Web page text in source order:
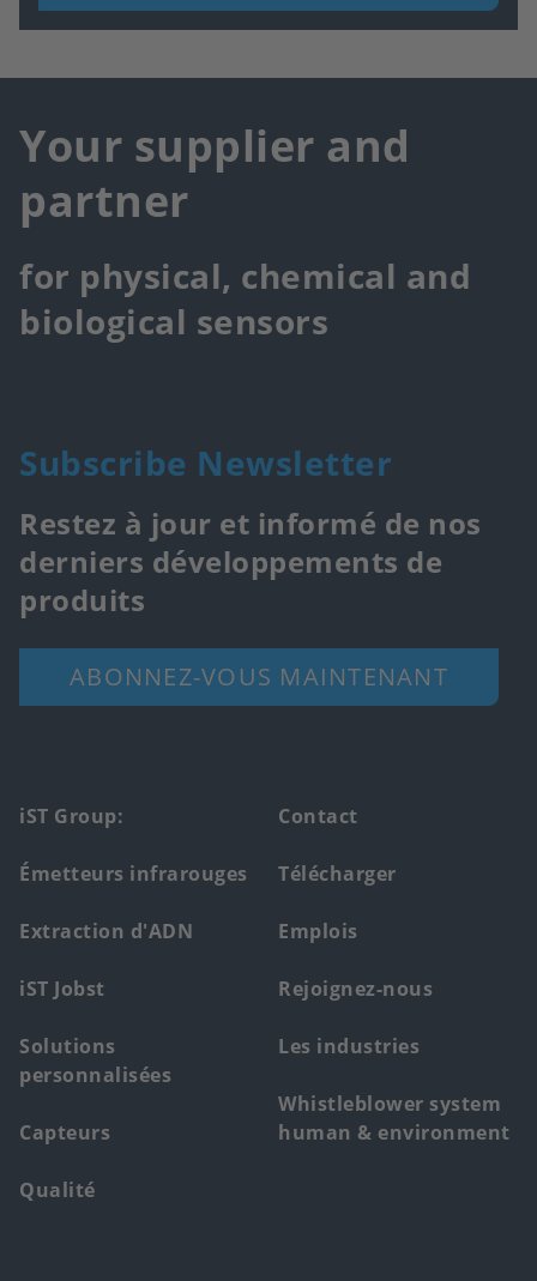
Your supplier and
partner
for physical, chemical and
biological sensors
Subscribe Newsletter
Restez à jour et informé de nos
derniers développements de
produits
ABONNEZ-VOUS MAINTENANT
Footer
main
menu
iST Group:
Émetteurs infrarouges
Extraction d'ADN
iST Jobst
Solutions
personnalisées
Capteurs
Qualité
Contact
Télécharger
Emplois
Rejoignez-nous
Les industries
Whistleblower system
human & environment